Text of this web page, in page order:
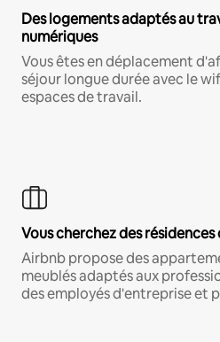
Des logements adaptés au
numériques
Vous êtes en déplacement
séjour longue durée avec le
espaces de travail.
Vous cherchez des
Airbnb propose des
meublés adaptés aux
des employés d'entreprise et